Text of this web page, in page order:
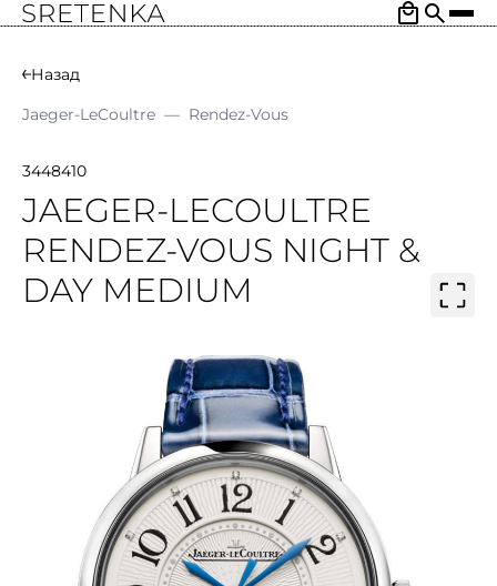
Назад
Jaeger-LeCoultre — Rendez-Vous
3448410
JAEGER-LECOULTRE
RENDEZ-VOUS NIGHT &
DAY MEDIUM